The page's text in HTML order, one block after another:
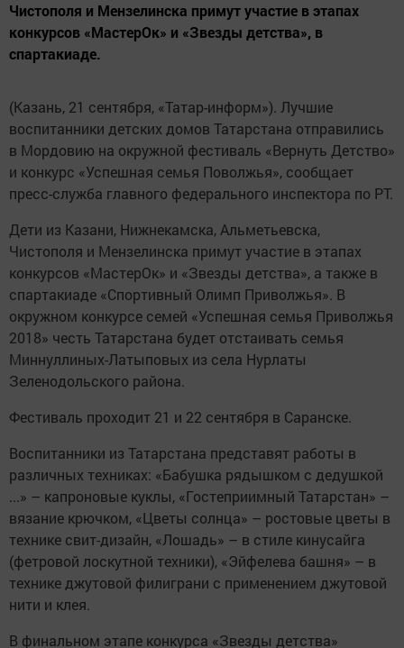
Чистополя и Мензелинска примут участие в этапах
конкурсов «МастерОк» и «Звезды детства», в
спартакиаде.
(Казань, 21 сентября, «Татар-информ»). Лучшие
воспитанники детских домов Татарстана отправились
в Мордовию на окружной фестиваль «Вернуть Детство»
и конкурс «Успешная семья Поволжья», сообщает
пресс-служба главного федерального инспектора по РТ.
Дети из Казани, Нижнекамска, Альметьевска,
Чистополя и Мензелинска примут участие в этапах
конкурсов «МастерОк» и «Звезды детства», а также в
спартакиаде «Спортивный Олимп Приволжья». В
окружном конкурсе семей «Успешная семья Приволжья
2018» честь Татарстана будет отстаивать семья
Миннуллиных-Латыповых из села Нурлаты
Зеленодольского района.
Фестиваль проходит 21 и 22 сентября в Саранске.
Воспитанники из Татарстана представят работы в
различных техниках: «Бабушка рядышком с дедушкой
...» – капроновые куклы, «Гостеприимный Татарстан» –
вязание крючком, «Цветы солнца» – ростовые цветы в
технике свит-дизайн, «Лошадь» – в стиле кинусайга
(фетровой лоскутной техники), «Эйфелева башня» – в
технике джутовой филиграни с применением джутовой
нити и клея.
В финальном этапе конкурса «Звезды детства»